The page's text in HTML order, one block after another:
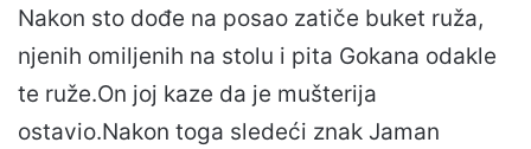
Nakon sto dođe na posao zatiče buket ruža,
njenih omiljenih na stolu i pita Gokana odakle
te ruže.On joj kaze da je mušterija
ostavio.Nakon toga sledeći znak Jaman